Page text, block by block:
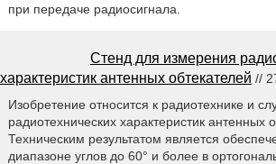
при передаче радиосигнала.
Стенд для измерения
характеристик антенных обтекателей //
Изобретение относится к радиотехнике и
радиотехнических характеристик антенных
Техническим результатом является
диапазоне углов до 60° и более в